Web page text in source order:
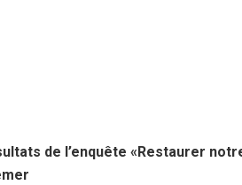
de l’enquête «Restaurer